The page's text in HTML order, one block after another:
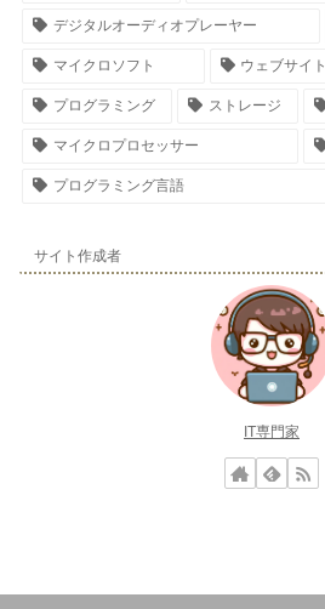
デジタルオーディオプレーヤー
マイクロソフト ウェブサイト
プログラミング ストレージ
マイクロプロセッサー
プログラミング言語
サイト作成者
IT専門家